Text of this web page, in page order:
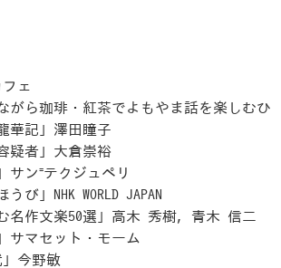
ェ
がら珈琲・紅茶でよもやま話を楽しむひ
華記」澤田瞳子
疑者」大倉崇裕
サン⁼テクジュペリ
び」NHK WORLD JAPAN
名作文楽50選」高木 秀樹, 青木 信二
サマセット・モーム
」今野敏